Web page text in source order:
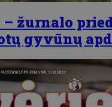
žurnalo
gyvūnų